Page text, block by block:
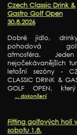
Czech Classic Drink &
Gastro Golf Open
30.8.2026
Dobré jídlo,
pohodová
atmosféra.
nejočekávanějších
letošní sezóny -
CLASSIC DRINK &
GOLF OPEN,
... dokončení
Fitting golfových holí v
sobotu 1.8.